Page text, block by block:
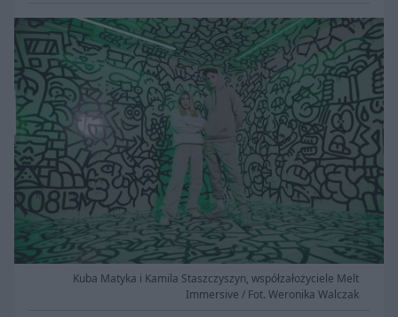
Kuba Matyka i Kamila Staszczyszyn, współzałożyciele Melt
Immersive / Fot. Weronika Walczak